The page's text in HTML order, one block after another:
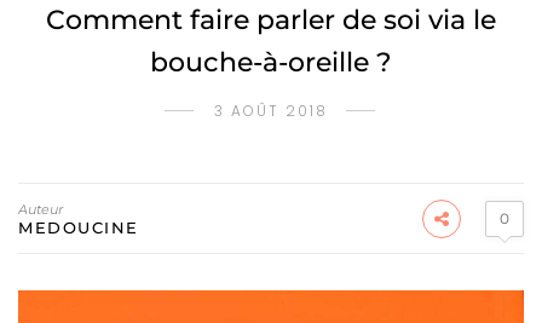
Comment faire parler de soi via le
bouche-à-oreille ?
3 AOÛT 2018
Auteur
MEDOUCINE 0